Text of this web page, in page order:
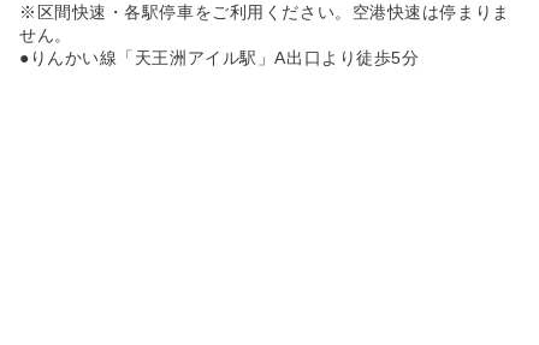
※区間快速・各駅停車をご利用ください。空港快速は停まりま
せん。
●りんかい線「天王洲アイル駅」A出口より徒歩5分